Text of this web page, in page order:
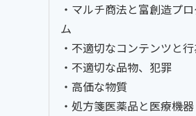
・マルチ商法と富創造プ
ム
・不適切なコンテンツと
・不適切な品物、犯罪
・高価な物質
・処方箋医薬品と医療機器